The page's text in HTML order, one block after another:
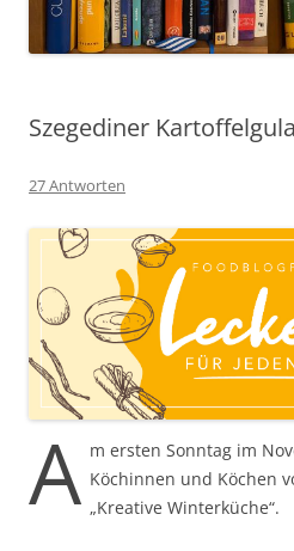
Szegediner
27 Antworten
A m ersten Sonntag im
Köchinnen und Köchen
„Kreative Winterküche“.